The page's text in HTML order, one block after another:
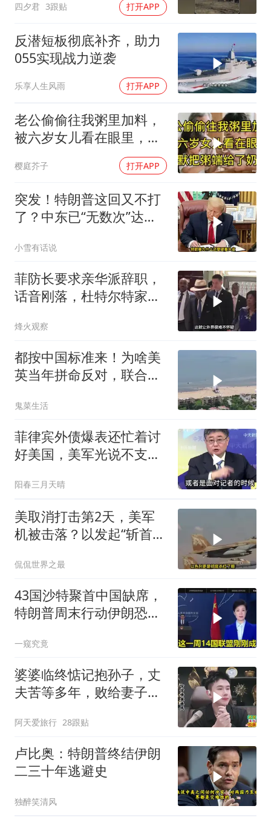
四夕君 3跟贴 打开APP
反潜短板彻底补齐，助力
055实现战力逆袭
乐享人生风雨 打开APP
老公偷偷往我粥里加料，
被六岁女儿看在眼里，默
樱庭芥子 打开APP
突发！特朗普这回又不打
了？中东已“无数次”达成
小雪有话说
菲防长要求亲华派辞职，
话音刚落，杜特尔特家族
烽火观察
都按中国标准来！为啥美
英当年拼命反对，联合国
鬼菜生活
菲律宾外债爆表还忙着讨
好美国，美军光说不支
阳春三月天晴
美取消打击第2天，美军
机被击落？以发起“斩首行
侃侃世界之最
43国沙特聚首中国缺席，
特朗普周末行动伊朗恐遭
一窥究竟
婆婆临终惦记抱孙子，丈
夫苦等多年，败给妻子的
阿天爱旅行 28跟贴
卢比奥：特朗普终结伊朗
二三十年逃避史
独醉笑清风